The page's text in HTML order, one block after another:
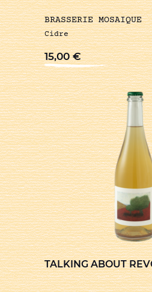
BRASSERIE MOSAIQUE
Cidre
15,00€
TALKING ABOUT